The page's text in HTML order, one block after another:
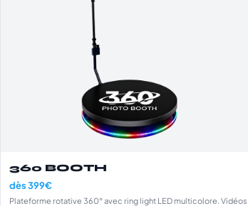
360 BOOTH
dès 399€
Plateforme rotative 360° avec ring light LED multicolore. Vidéos